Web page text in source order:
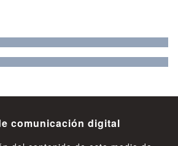
comunicación digital